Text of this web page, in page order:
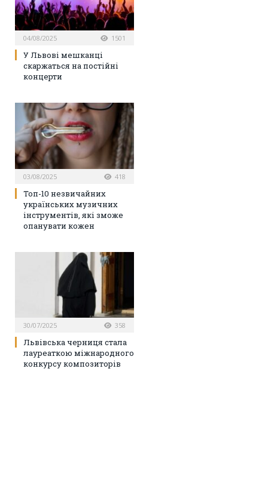
04/08/2025 1501
У Львові мешканці
скаржаться на постійні
концерти
03/08/2025 418
Топ-10 незвичайних
українських музичних
інструментів, які зможе
опанувати кожен
30/07/2025 358
Львівська черниця стала
лауреаткою міжнародного
конкурсу композиторів